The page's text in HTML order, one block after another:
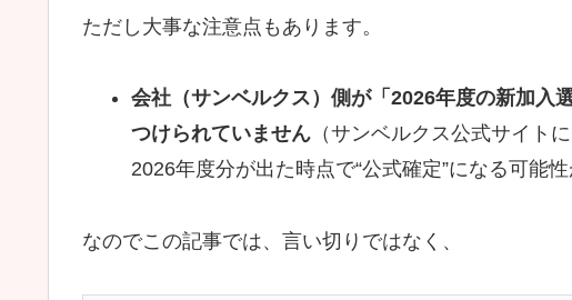
ただし大事な注意点もあります。
会社（サンベルクス）側が「2026年度の新加入
つけられていません（サンベルクス公式サイト
2026年度分が出た時点で“公式確定”になる可能性
なのでこの記事では、言い切りではなく、